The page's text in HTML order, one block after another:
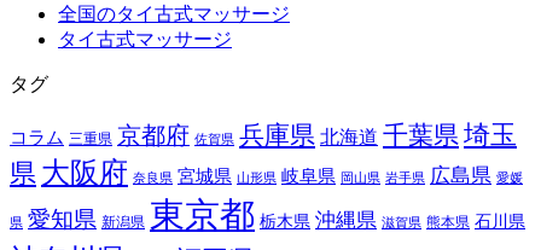
全国のタイ古式マッサージ
タイ古式マッサージ
タグ
コラム 三重県 京都府 佐賀県 兵庫県 北海道 千葉県埼玉
県 大阪府 奈良県 宮城県 山形県 岐阜県 岡山県 岩手県 広島県 愛媛
県 愛知県 新潟県 東京都 栃木県 沖縄県 滋賀県 熊本県 石川県